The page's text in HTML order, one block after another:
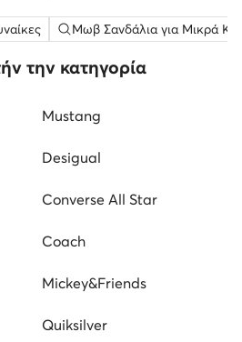
Μωβ Σανδάλια για Μικρά
την κατηγορία
Mustang
Desigual
Converse All Star
Coach
Mickey&Friends
Quiksilver